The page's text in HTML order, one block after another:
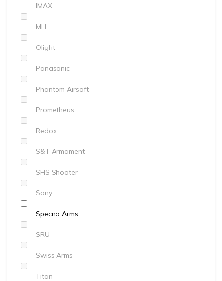
IMAX
MH
Olight
Panasonic
Phantom Airsoft
Prometheus
Redox
S&T Armament
SHS Shooter
Sony
Specna Arms
SRU
Swiss Arms
Titan